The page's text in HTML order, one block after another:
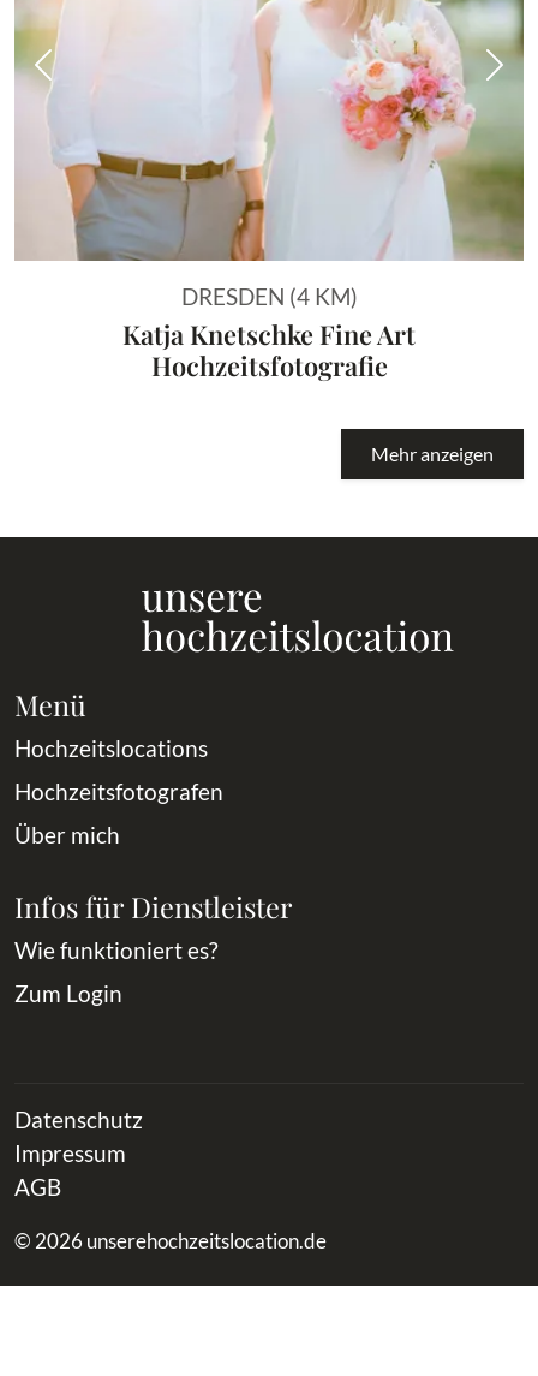
Vorheriges Bild
DRESDEN (4 KM)
Katja Knetschke Fine Art
Hochzeitsfotografie
Mehr anzeigen
Menü
Hochzeitslocations
Hochzeitsfotografen
Über mich
Infos für Dienstleister
Wie funktioniert es?
Zum Login
Datenschutz
Impressum
AGB
© 2026 unserehochzeitslocation.de